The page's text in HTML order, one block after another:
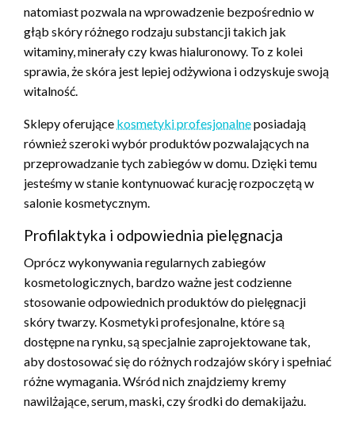
natomiast pozwala na wprowadzenie bezpośrednio w
głąb skóry różnego rodzaju substancji takich jak
witaminy, minerały czy kwas hialuronowy. To z kolei
sprawia, że skóra jest lepiej odżywiona i odzyskuje swoją
witalność.
Sklepy oferujące kosmetyki profesjonalneposiadają
również szeroki wybór produktów pozwalających na
przeprowadzanie tych zabiegów w domu. Dzięki temu
jesteśmy w stanie kontynuować kurację rozpoczętą w
salonie kosmetycznym.
Profilaktyka i odpowiednia pielęgnacja
Oprócz wykonywania regularnych zabiegów
kosmetologicznych, bardzo ważne jest codzienne
stosowanie odpowiednich produktów do pielęgnacji
skóry twarzy. Kosmetyki profesjonalne, które są
dostępne na rynku, są specjalnie zaprojektowane tak,
aby dostosować się do różnych rodzajów skóry i spełniać
różne wymagania. Wśród nich znajdziemy kremy
nawilżające, serum, maski, czy środki do demakijażu.